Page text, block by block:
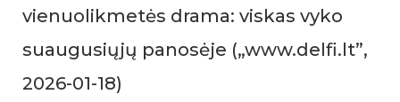
vienuolikmetės drama: viskas vyko
suaugusiųjų panosėje („www.delfi.lt”,
2026-01-18)